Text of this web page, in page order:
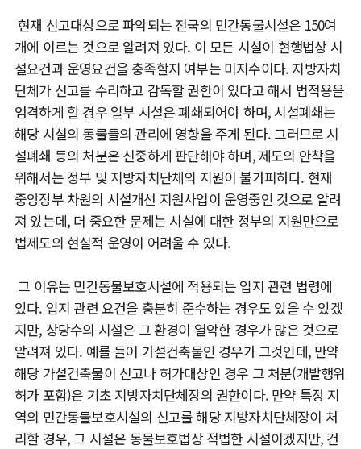
현재 신고대상으로 파악되는 전국의 민간동물시설은 150여
개에 이르는 것으로 알려져 있다. 이 모든 시설이 현행법상 시
설요건과 운영요건을 충족할지 여부는 미지수이다. 지방자치
단체가 신고를 수리하고 감독할 권한이 있다고 해서 법적용을
엄격하게 할 경우 일부 시설은 폐쇄되어야 하며, 시설폐쇄는
해당 시설의 동물들의 관리에 영향을 주게 된다. 그러므로 시
설폐쇄 등의 처분은 신중하게 판단해야 하며, 제도의 안착을
위해서는 정부 및 지방자치단체의 지원이 불가피하다. 현재
중앙정부 차원의 시설개선 지원사업이 운영중인 것으로 알려
져 있는데, 더 중요한 문제는 시설에 대한 정부의 지원만으로
법제도의 현실적 운영이 어려울 수 있다.
그 이유는 민간동물보호시설에 적용되는 입지 관련 법령에
있다. 입지 관련 요건을 충분히 준수하는 경우도 있을 수 있겠
지만, 상당수의 시설은 그 환경이 열악한 경우가 많은 것으로
알려져 있다. 예를 들어 가설건축물인 경우가 그것인데, 만약
해당 가설건축물이 신고나 허가대상인 경우 그 처분(개발행위
허가 포함)은 기초 지방자치단체장의 권한이다. 만약 특정 지
역의 민간동물보호시설의 신고를 해당 지방자치단체장이 처
리할 경우, 그 시설은 동물보호법상 적법한 시설이겠지만, 건